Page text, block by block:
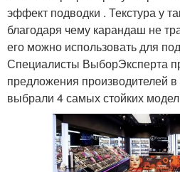
эффект подводки . Текстура у
благодаря чему карандаш не
его можно использовать для
Специалисты ВыборЭксперта
предложения производителей в
выбрали 4 самых стойких